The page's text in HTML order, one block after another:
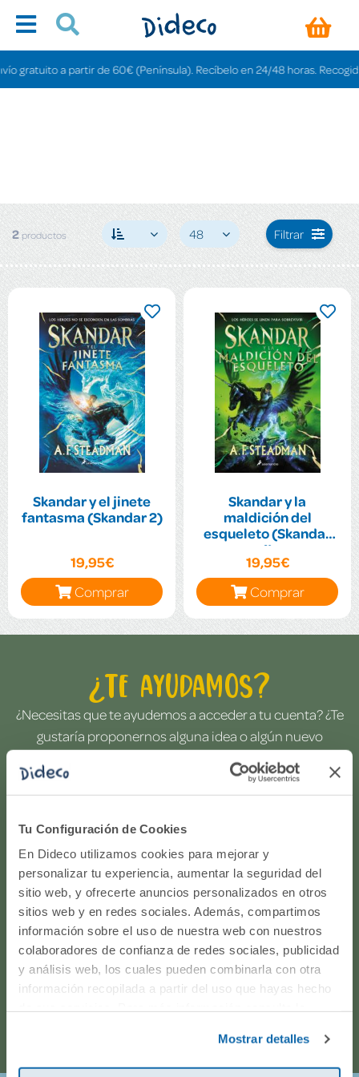
Tu Configuración de Cookies
En Dideco utilizamos cookies para mejorar y
personalizar tu experiencia, aumentar la seguridad del
sitio web, y ofrecerte anuncios personalizados en otros
sitios web y en redes sociales. Además, compartimos
información sobre el uso de nuestra web con nuestros
colaboradores de confianza de redes sociales, publicidad
y análisis web, los cuales pueden combinarla con otra
información recopilada a partir del uso que hayas hecho
Mostrar detalles
gratuito a partir de 60€ (Península). Recíbelo en 24/48 horas. Recogida
2productos 48 Filtrar
Skandar y el jinete
fantasma (Skandar 2)
19,95€
Comprar
Skandar y la
maldición del
esqueleto (Skandar
4)
19,95€
Comprar
¿Te ayudamos?
¿Necesitas que te ayudemos a acceder a tu cuenta? ¿Te
gustaría proponernos alguna idea o algún nuevo
producto? ¿Has realizado un pedido y quieres saber si
todo va viento en popa? Ponte en contacto con
nosotros.
916597360
Correo electrónico
Horario de atención telefónica: de Lunes a Viernes, de
9:00h a 17:00h.